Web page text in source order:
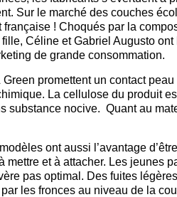
Sur le marché des couches
! Choqués par la
Céline et Gabriel Augusto
de grande consommation.
promettent un contact
La cellulose du produit
substance nocive. Quant au
ont aussi l’avantage
et à attacher. Les jeunes
pas optimal. Des fuites
les fronces au niveau de la